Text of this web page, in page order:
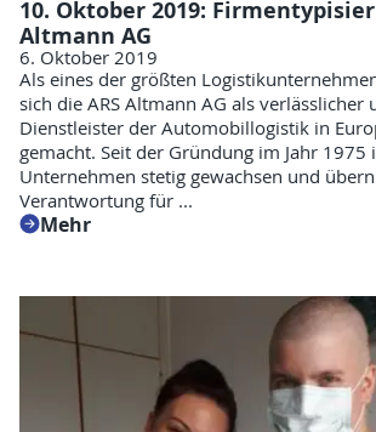
10. Oktober 2019:
Altmann AG
6. Oktober 2019
Als eines der größten
sich die ARS Altmann AG als
Dienstleister der Automobillogistik in
gemacht. Seit der Gründung im Jahr 1975
Unternehmen stetig gewachsen und
Verantwortung für ...
Mehr